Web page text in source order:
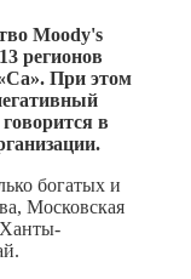
Moody's
регионов
При этом
в
богатых и
Московская
Ханты-